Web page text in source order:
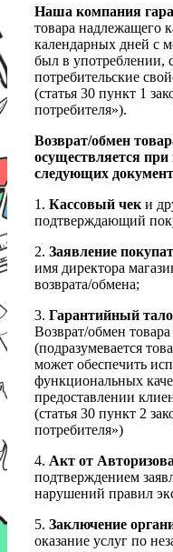
Наша компания
товара надлежащего
календарных дней с
был в употреблении,
потребительские
(статья 30 пункт 1
потребителя»).
Возврат/обмен
осуществляется
следующих
1. Кассовый чеки
подтверждающий
2. Заявление
имя директора
возврата/обмена;
3. Гарантийный
Возврат/обмен
(подразумевается
может обеспечить
функциональных
предоставлении
(статья 30 пункт 2
потребителя»)
4. Акт от
подтверждением
нарушений правил
5. Заключение
оказание услуг по